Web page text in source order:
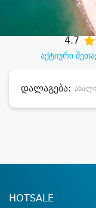
აქტიური
4.7
დალაგება: ახალი
HOTSALE